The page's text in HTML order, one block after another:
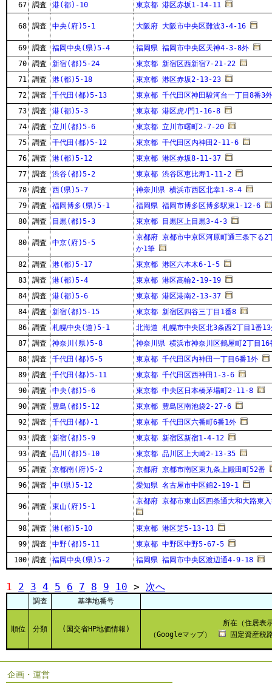
67
調査 港(都)-10 東京都 港区赤坂1-14-11
68 調査 中央(府)5-1 大阪府 大阪市中央区難波3-4-16
69 調査 福岡中央(県)5-4
福岡県 福岡市中央区天神4-3-8外
70
調査 新宿(都)5-24
東京都 新宿区西新宿7-21-22
71
調査 港(都)5-18
東京都 港区赤坂2-13-23
72
調査 千代田(都)5-13
東京都 千代田区神田駿河台一丁目8番3外
73
調査 港(都)5-3
東京都 港区虎ﾉ門1-16-8
74
調査 立川(都)5-6
東京都 立川市曙町2-7-20
75
調査 千代田(都)5-12
東京都 千代田区内神田2-11-6
76
調査 港(都)5-12
東京都 港区赤坂8-11-37
77
調査 渋谷(都)5-2
東京都 渋谷区恵比寿1-11-2
78
調査 西(県)5-7
神奈川県 横浜市西区北幸1-8-4
79
調査 福岡博多(県)5-1
福岡県 福岡市博多区博多駅東1-12-6
80
調査 目黒(都)5-3 東京都 目黒区上目黒3-4-3
80 調査 中京(府)5-5
京都府 京都市中京区河原町通三条下る2
か1筆
82
調査 港(都)5-17
東京都 港区六本木6-1-5
83
調査 港(都)5-4
東京都 港区高輪2-19-19
84
調査 港(都)5-6
東京都 港区港南2-13-37
84
調査 新宿(都)5-15
東京都 新宿区四谷三丁目1番8
86
調査 札幌中央(道)5-1
北海道 札幌市中央区北3条西2丁目1番13
87
調査 神奈川(県)5-8
神奈川県 横浜市神奈川区鶴屋町2丁目16
88
調査 千代田(都)5-5
東京都 千代田区内神田一丁目6番1外
89
調査 千代田(都)5-11
東京都 千代田区西神田1-3-6
90
調査 中央(都)5-6
東京都 中央区日本橋茅場町2-11-8
90
調査 豊島(都)5-12
東京都 豊島区南池袋2-27-6
92
調査 千代田(都)-1
東京都 千代田区六番町6番1外
93
調査 新宿(都)5-9
東京都 新宿区新宿1-4-12
93
調査 品川(都)5-10
東京都 品川区上大崎2-13-35
95
調査 京都南(府)5-2
京都府 京都市南区東九条上殿田町52番
96
調査 中(県)5-12 愛知県 名古屋市中区錦2-19-1
96 調査 東山(府)5-1
京都府 京都市東山区四条通大和大路東
98 調査 港(都)5-10
東京都 港区芝5-13-13
99
調査 中野(都)5-11
東京都 中野区中野5-67-5
100
調査 福岡中央(県)5-2 福岡県 福岡市中央区渡辺通4-9-18
1 2 3 4 5 6 7 8 9 10 > 次へ
調査 基準地番号
順位 分類 (国交省HP地価情報)
所在（住居表
（Googleマップ）
固定資産税
企画・運営